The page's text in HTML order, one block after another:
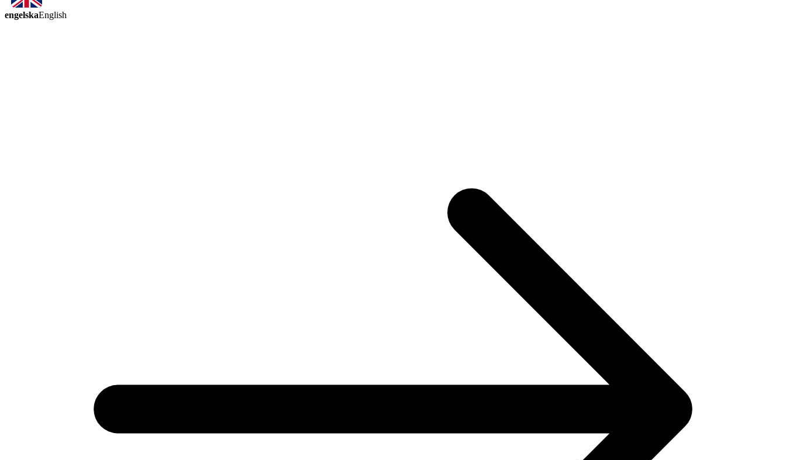
engelskaEnglish